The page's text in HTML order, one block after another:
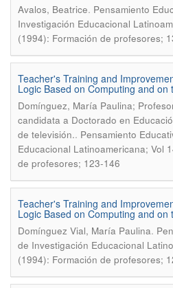
Avalos, Beatrice. Pensamiento
Investigación Educacional
(1994): Formación de profesores;
Teacher's Training and
Logic Based on Computing and on
Domínguez, María Paulina;
candidata a Doctorado en
de televisión.. Pensamiento
Educacional Latinoamericana; Vol
de profesores; 123-146
Teacher's Training and
Logic Based on Computing and on
Domínguez Vial, María Paulina.
de Investigación Educacional
(1994): Formación de profesores;